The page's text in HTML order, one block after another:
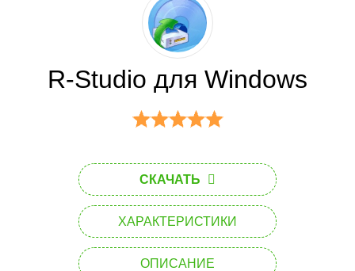
R-Studio для Windows
СКАЧАТЬ
ХАРАКТЕРИСТИКИ
ОПИСАНИЕ